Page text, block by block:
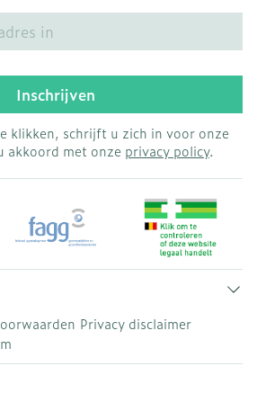
Inschrijven
klikken, schrijft u zich in voor onze
akkoord met onze privacy policy.
Privacy disclaimer